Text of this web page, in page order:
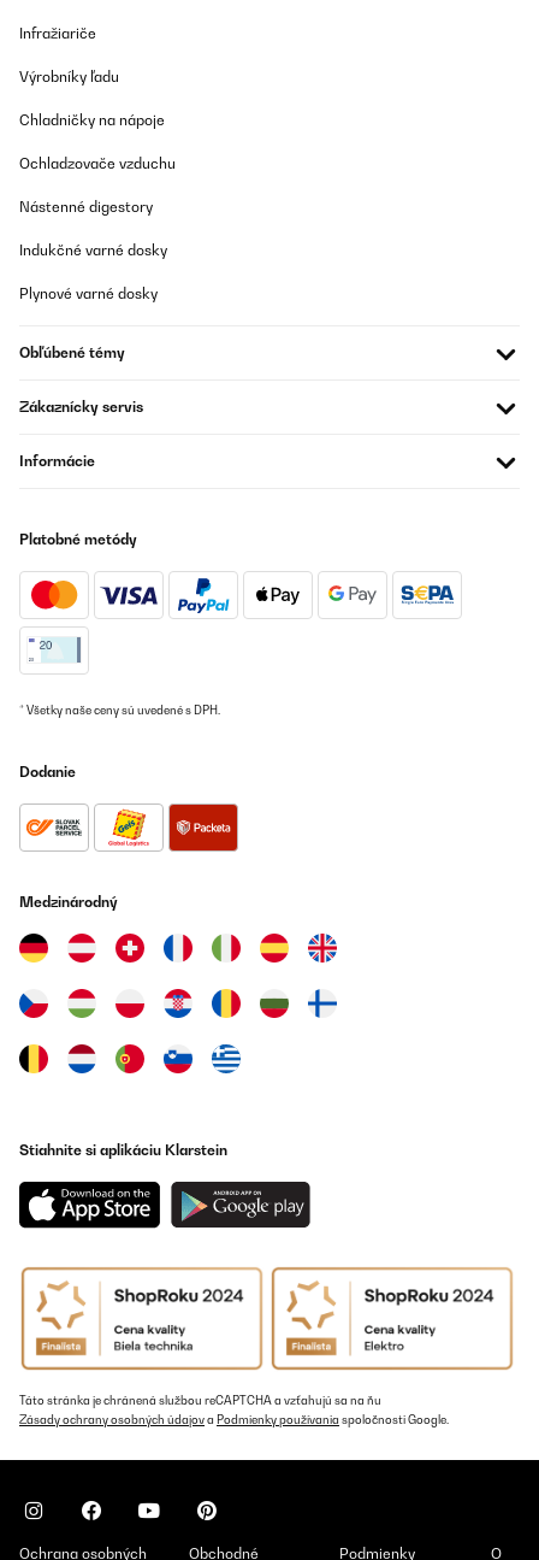
Infražiariče
Výrobníky ľadu
Chladničky na nápoje
Ochladzovače vzduchu
Nástenné digestory
Indukčné varné dosky
Plynové varné dosky
Obľúbené témy
Zákaznícky servis
Informácie
Platobné metódy
* Všetky naše ceny sú uvedené s DPH.
Dodanie
Medzinárodný
Stiahnite si aplikáciu Klarstein
Táto stránka je chránená službou reCAPTCHA a vzťahujú sa na ňu
Zásady ochrany osobných údajova Podmienky používania spoločnosti Google.
Ochrana osobných Obchodné Podmienky O